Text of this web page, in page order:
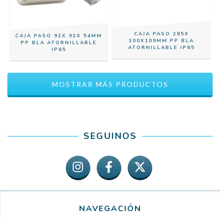
CAJA PASO 92X 92X 54MM
PP BLA ATORNILLABLE
IP65
CAJA PASO 285X
300X109MM PP BLA
ATORNILLABLE IP65
MOSTRAR MÁS PRODUCTOS
SEGUINOS
NAVEGACIÓN